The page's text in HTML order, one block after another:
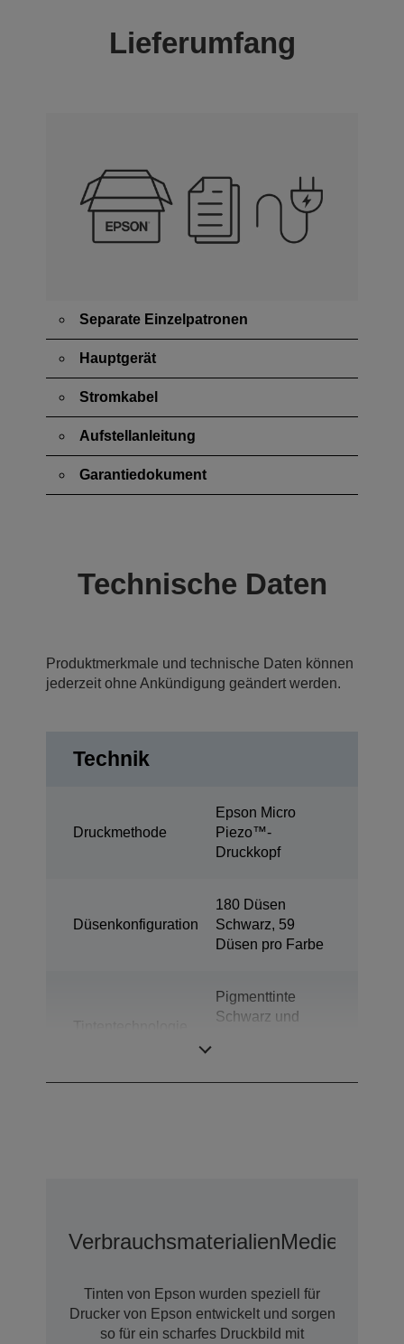
Lieferumfang
Separate Einzelpatronen
Hauptgerät
Stromkabel
Aufstellanleitung
Garantiedokument
Technische Daten
Produktmerkmale und technische Daten können
jederzeit ohne Ankündigung geändert werden.
Technik
Druckmethode
Epson Micro
Piezo™-
Druckkopf
Düsenkonfiguration
180 Düsen
Schwarz, 59
Düsen pro Farbe
Pigmenttinte
Schwarz und
VerbrauchsmaterialienMedien
Tinten von Epson wurden speziell für
Drucker von Epson entwickelt und sorgen
so für ein scharfes Druckbild mit